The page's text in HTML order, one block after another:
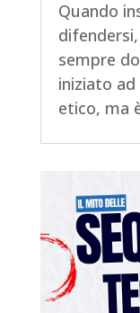
Quando
sempre
iniziato
etico, ma